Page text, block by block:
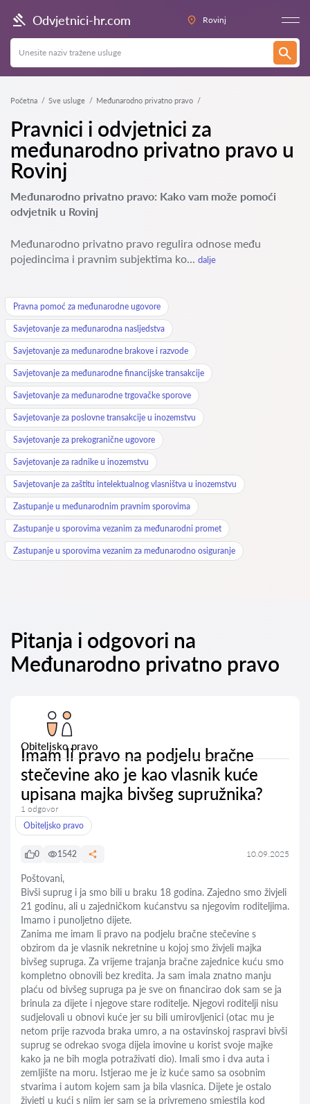
Odvjetnici-hr.com Rovinj
Početna Sve usluge Međunarodno privatno pravo
Pravnici i odvjetnici za
međunarodno privatno pravo u
Rovinj
Međunarodno privatno pravo: Kako vam može pomoći
odvjetnik u Rovinj
Međunarodno privatno pravo regulira odnose među
pojedincima i pravnim subjektima ko... dalje
Pravna pomoć za međunarodne ugovore
Savjetovanje za međunarodna nasljedstva
Savjetovanje za međunarodne brakove i razvode
Savjetovanje za međunarodne financijske transakcije
Savjetovanje za međunarodne trgovačke sporove
Savjetovanje za poslovne transakcije u inozemstvu
Savjetovanje za prekogranične ugovore
Savjetovanje za radnike u inozemstvu
Savjetovanje za zaštitu intelektualnog vlasništva u inozemstvu
Zastupanje u međunarodnim pravnim sporovima
Zastupanje u sporovima vezanim za međunarodni promet
Zastupanje u sporovima vezanim za međunarodno osiguranje
Pitanja i odgovori na
Međunarodno privatno pravo
Obiteljsko pravo
Imam li pravo na podjelu bračne
stečevine ako je kao vlasnik kuće
upisana majka bivšeg supružnika?
1 odgovor
Obiteljsko pravo
0 1542 10.09.2025
Poštovani,
Bivši suprug i ja smo bili u braku 18 godina. Zajedno smo živjeli
21 godinu, ali u zajedničkom kućanstvu sa njegovim roditeljima.
Imamo i punoljetno dijete.
Zanima me imam li pravo na podjelu bračne stečevine s
obzirom da je vlasnik nekretnine u kojoj smo živjeli majka
bivšeg supruga. Za vrijeme trajanja bračne zajednice kuću smo
kompletno obnovili bez kredita. Ja sam imala znatno manju
plaću od bivšeg supruga pa je sve on financirao dok sam se ja
brinula za dijete i njegove stare roditelje. Njegovi roditelji nisu
sudjelovali u obnovi kuće jer su bili umirovljenici (otac mu je
netom prije razvoda braka umro, a na ostavinskoj raspravi bivši
suprug se odrekao svoga dijela imovine u korist svoje majke
kako ja ne bih mogla potraživati dio). Imali smo i dva auta i
zemljište na moru. Istjerao me je iz kuće samo sa osobnim
stvarima i autom kojem sam ja bila vlasnica. Dijete je ostalo
živjeti u kući s njim jer sam se ja privremeno smjestila kod